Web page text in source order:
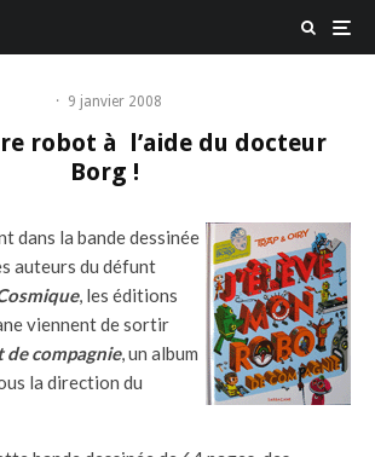
· 9 janvier 2008
robot à l’aide du docteur
Borg !
dans la bande dessinée
auteurs du défunt
, les éditions
viennent de sortir
de compagnie, un album
la direction du